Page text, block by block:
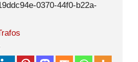
0370-44f0-b22a-